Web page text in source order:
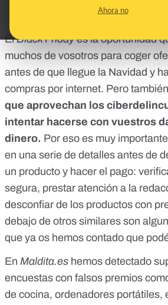
Ahora no
ElBlack Fridayes la oportunidad
muchos de vosotros para coger
antes de que llegue la Navidad y
compras por internet. Pero
que aprovechan los
intentar hacerse con vuestros
dinero. Por eso es muy
en una serie de detalles antes de
un producto y hacer el pago:
segura, prestar atención a la
desconfiar de los productos con
debajo de otros similares son
que ya os hemos contado que
En Maldita.es hemos detectado
encuestas con falsos premios
de cocina, ordenadores portátiles,